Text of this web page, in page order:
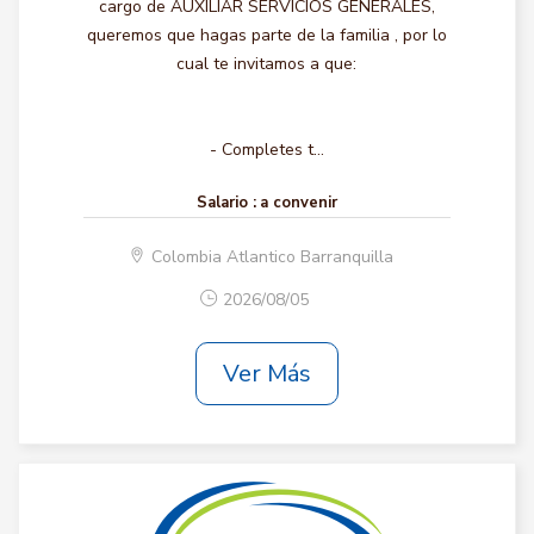
cargo de AUXILIAR SERVICIOS GENERALES,
queremos que hagas parte de la familia , por lo
cual te invitamos a que:
- Completes t...
Salario : a convenir
Colombia Atlantico Barranquilla
2026/08/05
Ver Más